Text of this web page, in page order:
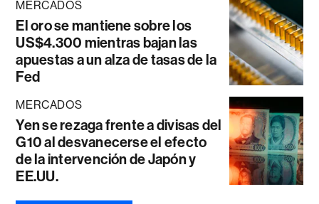
MERCADOS
El oro se mantiene sobre los
US$4.300 mientras bajan las
apuestas a un alza de tasas de la
Fed
MERCADOS
Yen se rezaga frente a divisas del
G10 al desvanecerse el efecto
de la intervención de Japón y
EE.UU.